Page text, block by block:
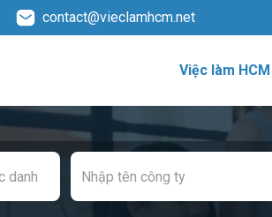
contact@vieclamhcm.net
Việc làm